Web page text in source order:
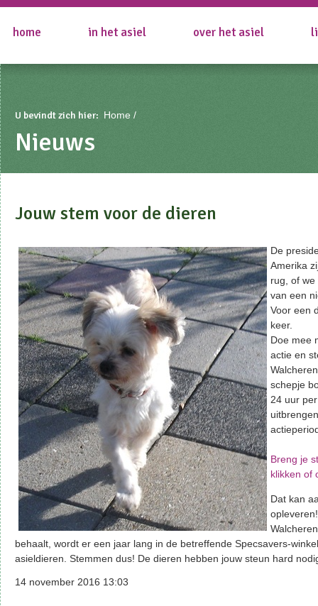
home in het asiel over het asiel
U bevindt zich hier: Home
Nieuws
Jouw stem voor de dieren
De
Amerika
rug, of
van een
Voor een
keer.
Doe mee
actie en
schepje
24 uur
Breng je
klikken of
Dat kan
behaalt, wordt er een jaar lang in de betreffende Specsavers-
asieldieren. Stemmen dus! De dieren hebben jouw steun hard
14 november 2016 13:03